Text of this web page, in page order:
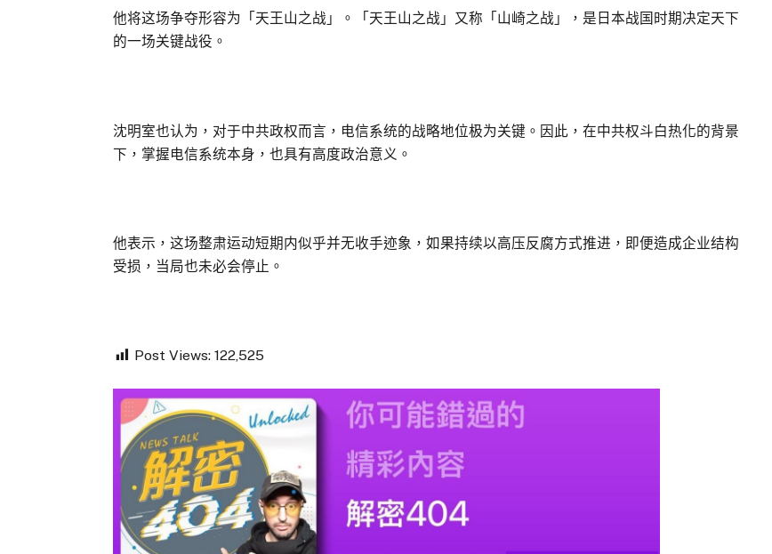
他将这场争夺形容为「天王山之战」。「天王山之战」又称「山崎之战」，是日本战国时期决定天下
的一场关键战役。
沈明室也认为，对于中共政权而言，电信系统的战略地位极为关键。因此，在中共权斗白热化的背景
下，掌握电信系统本身，也具有高度政治意义。
他表示，这场整肃运动短期内似乎并无收手迹象，如果持续以高压反腐方式推进，即便造成企业结构
受损，当局也未必会停止。
Post Views: 122,525